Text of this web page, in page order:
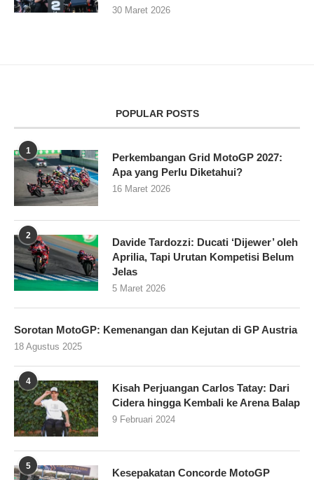
30 Maret 2026
POPULAR POSTS
1
Perkembangan Grid MotoGP 2027:
Apa yang Perlu Diketahui?
16 Maret 2026
2
Davide Tardozzi: Ducati ‘Dijewer’ oleh
Aprilia, Tapi Urutan Kompetisi Belum
Jelas
5 Maret 2026
Sorotan MotoGP: Kemenangan dan Kejutan di GP Austria
18 Agustus 2025
4
Kisah Perjuangan Carlos Tatay: Dari
Cidera hingga Kembali ke Arena Balap
9 Februari 2024
5
Kesepakatan Concorde MotoGP